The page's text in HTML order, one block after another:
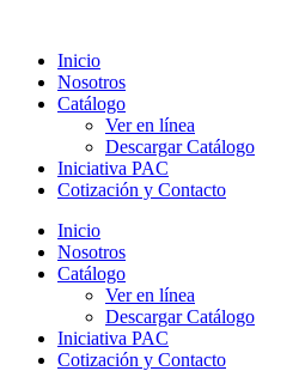
Inicio
Nosotros
Catálogo
Ver en línea
Descargar Catálogo
Iniciativa PAC
Cotización y Contacto
Inicio
Nosotros
Catálogo
Ver en línea
Descargar Catálogo
Iniciativa PAC
Cotización y Contacto